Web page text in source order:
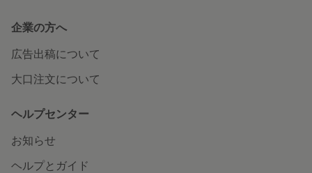
企業の方へ
広告出稿について
大口注文について
ヘルプセンター
お知らせ
ヘルプとガイド